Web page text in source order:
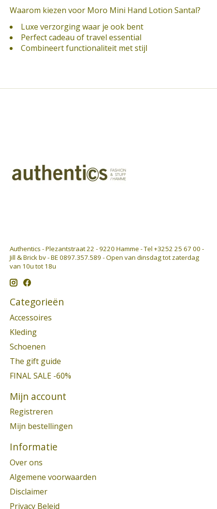
Waarom kiezen voor Moro Mini Hand Lotion Santal?
Luxe verzorging waar je ook bent
Perfect cadeau of travel essential
Combineert functionaliteit met stijl
Authentics - Plezantstraat 22 - 9220 Hamme - Tel +3252 25 67 00 -
Jill & Brick bv - BE 0897.357.589 - Open van dinsdag tot zaterdag
van 10u tot 18u
Categorieën
Accessoires
Kleding
Schoenen
The gift guide
FINAL SALE -60%
Mijn account
Registreren
Mijn bestellingen
Informatie
Over ons
Algemene voorwaarden
Disclaimer
Privacy Beleid